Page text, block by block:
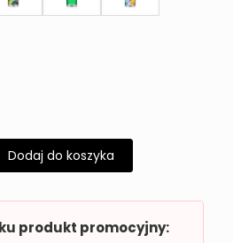
Dodaj do koszyka
produkt promocyjny: